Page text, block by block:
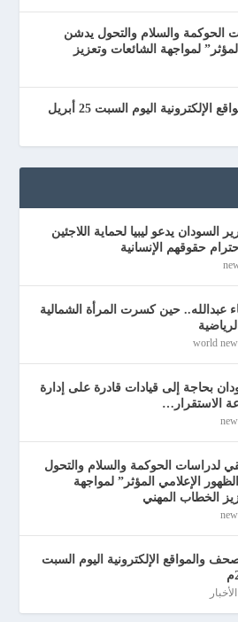
الحوكمة والسلام والتحول يدشن
لمواجهة الشائعات وتعزيز
أهم عناوين الصحف والمواقع الإلكترونية اليوم السبت 25 أبريل
السودان يدعو ليبيا لحماية اللاجئين
حقوقهم الإنسانية
عبدالله.. حين كسرت المرأة الشمالية
world
بحاجة إلى قيادات قادرة على إدارة
الاستقرار…
لدراسات الحوكمة والسلام والتحول
الإعلامي المؤثر” لمواجهة
الخطاب المهني
والمواقع الإلكترونية اليوم السبت
الأخبار